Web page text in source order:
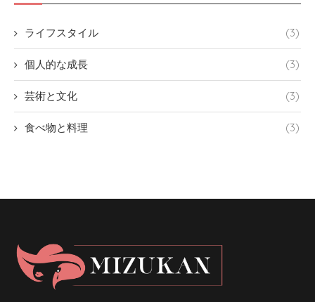
ライフスタイル (3)
個人的な成長 (3)
芸術と文化 (3)
食べ物と料理 (3)